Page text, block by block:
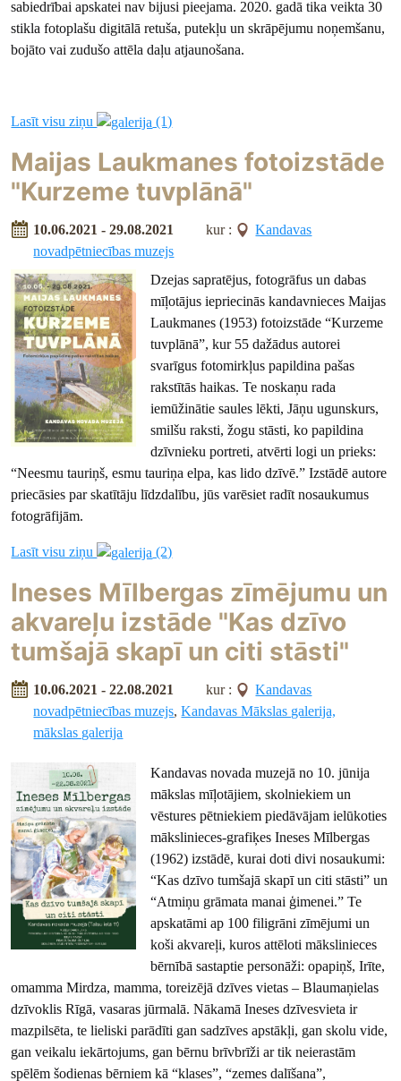
sabiedrībai apskatei nav bijusi pieejama. 2020. gadā tika veikta 30
stikla fotoplašu digitālā retuša, putekļu un skrāpējumu noņemšanu,
bojāto vai zudušo attēla daļu atjaunošana.
Lasīt visu ziņu (1)
Maijas Laukmanes fotoizstāde
"Kurzeme tuvplānā"
10.06.2021 - 29.08.2021 kur :
Kandavas
novadpētniecības muzejs
Dzejas sapratējus, fotogrāfus un dabas
mīļotājus iepriecinās kandavnieces Maijas
Laukmanes (1953) fotoizstāde “Kurzeme
tuvplānā”, kur 55 dažādus autorei
svarīgus fotomirkļus papildina pašas
rakstītās haikas. Te noskaņu rada
iemūžinātie saules lēkti, Jāņu ugunskurs,
smilšu raksti, žogu stāsti, ko papildina
dzīvnieku portreti, atvērti logi un prieks:
“Neesmu tauriņš, esmu tauriņa elpa, kas lido dzīvē.” Izstādē autore
priecāsies par skatītāju līdzdalību, jūs varēsiet radīt nosaukumus
fotogrāfijām.
Lasīt visu ziņu (2)
Ineses Mīlbergas zīmējumu un
akvareļu izstāde "Kas dzīvo
tumšajā skapī un citi stāsti"
10.06.2021 - 22.08.2021 kur :
Kandavas
novadpētniecības muzejs,Kandavas Mākslas galerija,
mākslas galerija
Kandavas novada muzejā no 10. jūnija
mākslas mīļotājiem, skolniekiem un
vēstures pētniekiem piedāvājam ielūkoties
mākslinieces-grafiķes Ineses Mīlbergas
(1962) izstādē, kurai doti divi nosaukumi:
“Kas dzīvo tumšajā skapī un citi stāsti” un
“Atmiņu grāmata manai ģimenei.” Te
apskatāmi ap 100 filigrāni zīmējumi un
koši akvareļi, kuros attēloti mākslinieces
bērnībā sastaptie personāži: opapiņš, Irīte,
omamma Mirdza, mamma, toreizējā dzīves vietas – Blaumaņielas
dzīvoklis Rīgā, vasaras jūrmalā. Nākamā Ineses dzīvesvieta ir
mazpilsēta, te lieliski parādīti gan sadzīves apstākļi, gan skolu vide,
gan veikalu iekārtojums, gan bērnu brīvbrīži ar tik neierastām
spēlēm šodienas bērniem kā “klases”, “zemes dalīšana”,